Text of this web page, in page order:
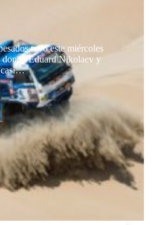
tuvo este miércoles
donde Eduard Nikolaev y
casi…